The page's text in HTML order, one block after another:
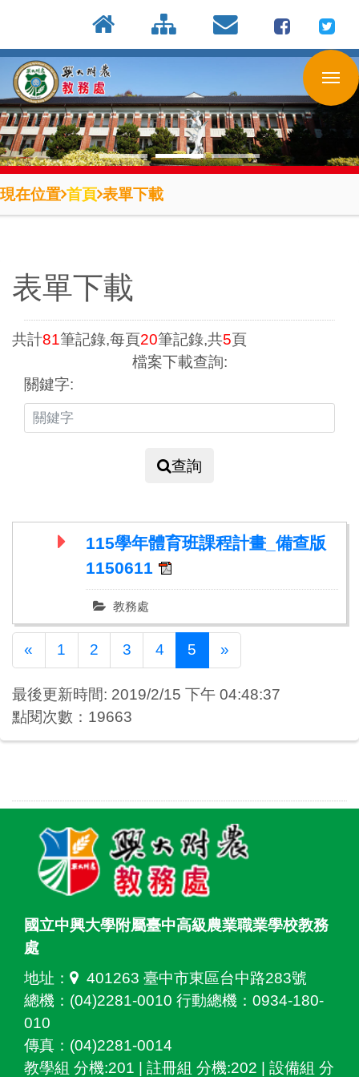
到
主
要
內
容
區
現在位置 首頁 表單下載
表單下載
共計81筆記錄,每頁20筆記錄,共5頁
檔案下載查詢:
關鍵字:
查詢
115學年體育班課程計畫_備查版
1150611
教務處
« Previous
1 2 3 4 5 »
最後更新時間: 2019/2/15 下午 04:48:37
點閱次數：19663
國立中興大學附屬臺中高級農業職業學校教務
處
地址：
401263 臺中市東區台中路283號
總機：(04)2281-0010 行動總機：0934-180-
010
傳真：(04)2281-0014
教學組 分機:201 | 註冊組 分機:202 | 設備組 分